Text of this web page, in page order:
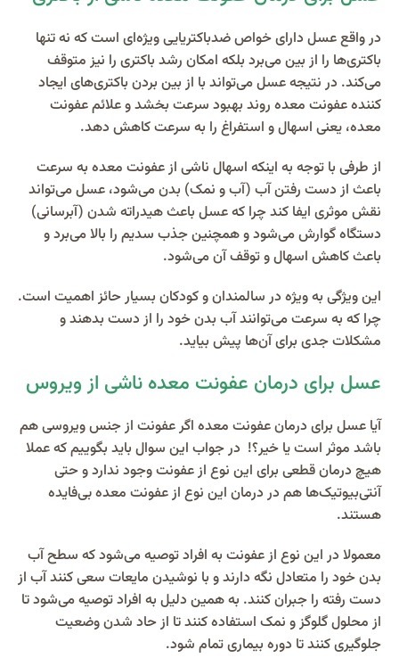
در واقع عسل دارای خواص ضدباکتریایی ویژه‌ای است که نه تنها
باکتری‌ها را از بین می‌برد بلکه امکان رشد باکتری را نیز متوقف
می‌کند. در نتیجه عسل می‌تواند با از بین بردن باکتری‌های ایجاد
کننده عفونت معده روند بهبود سرعت بخشد و علائم عفونت
معده، یعنی اسهال و استفراغ را به سرعت کاهش دهد.
از طرفی با توجه به اینکه اسهال ناشی از عفونت معده به سرعت
باعث از دست رفتن آب (آب و نمک) بدن می‌شود، عسل می‌تواند
نقش موثری ایفا کند چرا که عسل باعث هیدراته شدن (آبرسانی)
دستگاه گوارش می‌شود و همچنین جذب سدیم را بالا می‌برد و
باعث کاهش اسهال و توقف آن می‌شود.
این ویژگی به ویژه در سالمندان و کودکان بسیار حائز اهمیت است.
چرا که به سرعت می‌توانند آب بدن خود را از دست بدهند و
مشکلات جدی برای آن‌ها پیش بیاید.
عسل برای درمان عفونت معده ناشی از ویروس
آیا عسل برای درمان عفونت معده اگر عفونت از جنس ویروسی هم
باشد موثر است یا خیر؟! در جواب این سوال باید بگوییم که عملا
هیچ درمان قطعی برای این نوع از عفونت وجود ندارد و حتی
آنتی‌بیوتیک‌ها هم در درمان این نوع از عفونت معده بی‌فایده
هستند.
معمولا در این نوع از عفونت به افراد توصیه می‌شود که سطح آب
بدن خود را متعادل نگه‌ دارند و با نوشیدن مایعات سعی کنند آب از
دست رفته را جبران کنند. به همین دلیل به افراد توصیه می‌شود تا
از محلول گلوگز و نمک استفاده کنند تا از حاد شدن وضعیت
جلوگیری کنند تا دوره بیماری تمام شود.